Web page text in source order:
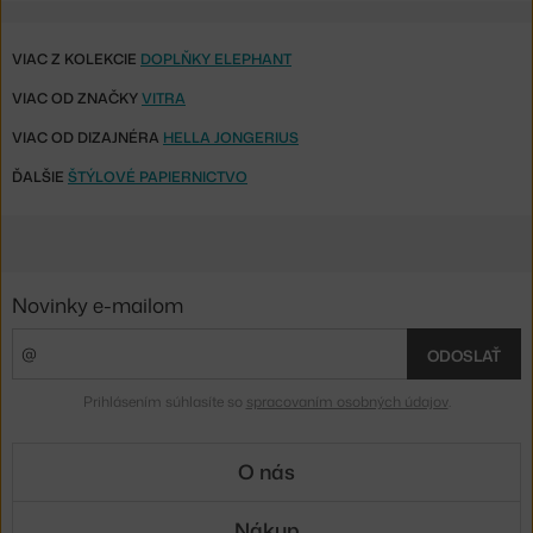
VIAC Z KOLEKCIE DOPLŇKY ELEPHANT
VIAC OD ZNAČKYVITRA
VIAC OD DIZAJNÉRA HELLA JONGERIUS
ĎALŠIE ŠTÝLOVÉ PAPIERNICTVO
Novinky e-mailom
ODOSLAŤ
Prihlásením súhlasíte so spracovaním osobných údajov.
O nás